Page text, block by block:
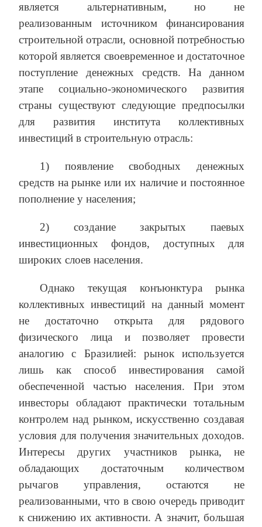
является альтернативным, но не
реализованным источником финансирования
строительной отрасли, основной потребностью
которой является своевременное и достаточное
поступление денежных средств. На данном
этапе социально-экономического развития
страны существуют следующие предпосылки
для развития института коллективных
инвестиций в строительную отрасль:
1) появление свободных денежных
средств на рынке или их наличие и постоянное
пополнение у населения;
2) создание закрытых паевых
инвестиционных фондов, доступных для
широких слоев населения.
Однако текущая конъюнктура рынка
коллективных инвестиций на данный момент
не достаточно открыта для рядового
физического лица и позволяет провести
аналогию с Бразилией: рынок используется
лишь как способ инвестирования самой
обеспеченной частью населения. При этом
инвесторы обладают практически тотальным
контролем над рынком, искусственно создавая
условия для получения значительных доходов.
Интересы других участников рынка, не
обладающих достаточным количеством
рычагов управления, остаются не
реализованными, что в свою очередь приводит
к снижению их активности. А значит, большая